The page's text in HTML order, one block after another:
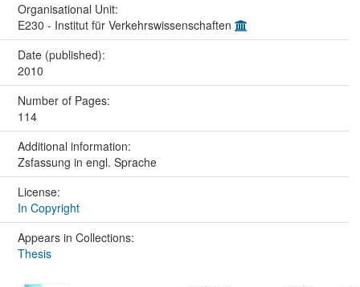
Organisational Unit:
E230 - Institut für Verkehrswissenschaften
Date (published):
2010
Number of Pages:
114
Additional information:
Zsfassung in engl. Sprache
License:
In Copyright
Appears in Collections:
Thesis